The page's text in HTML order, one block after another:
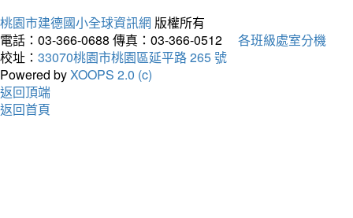
桃園市建德國小全球資訊網 版權所有
電話：03-366-0688 傳真：03-366-0512
各班級處室分機
校址： 33070桃園市桃園區延平路 265 號
Powered byXOOPS 2.0 (c)
返回頂端
返回首頁